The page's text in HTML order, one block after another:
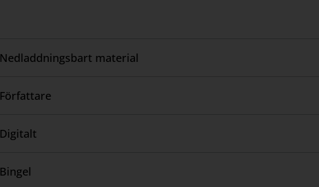
Nedladdningsbart material
Visa
Författare
Visa
Digitalt
Visa
Bingel
Visa